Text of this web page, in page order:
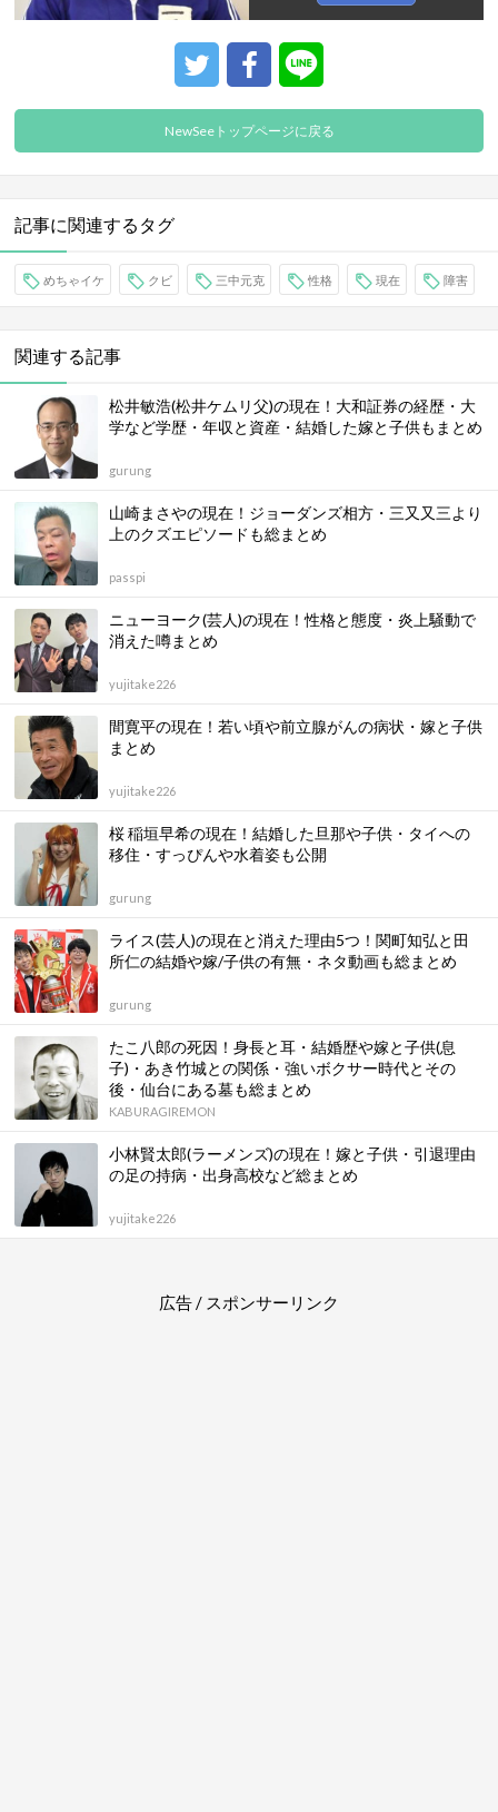
NewSeeトップページに戻る
記事に関連するタグ
めちゃイケ クビ 三中元克 性格 現在 障害
関連する記事
松井敏浩(松井ケムリ父)の現在！大和証券の経歴・大
学など学歴・年収と資産・結婚した嫁と子供もまとめ
gurung
山崎まさやの現在！ジョーダンズ相方・三又又三より
上のクズエピソードも総まとめ
passpi
ニューヨーク(芸人)の現在！性格と態度・炎上騒動で
消えた噂まとめ
yujitake226
間寛平の現在！若い頃や前立腺がんの病状・嫁と子供
まとめ
yujitake226
桜 稲垣早希の現在！結婚した旦那や子供・タイへの
移住・すっぴんや水着姿も公開
gurung
ライス(芸人)の現在と消えた理由5つ！関町知弘と田
所仁の結婚や嫁/子供の有無・ネタ動画も総まとめ
gurung
たこ八郎の死因！身長と耳・結婚歴や嫁と子供(息
子)・あき竹城との関係・強いボクサー時代とその
後・仙台にある墓も総まとめ
KABURAGIREMON
小林賢太郎(ラーメンズ)の現在！嫁と子供・引退理由
の足の持病・出身高校など総まとめ
yujitake226
広告 / スポンサーリンク